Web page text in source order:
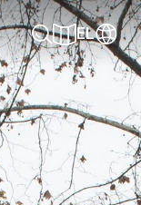
EL